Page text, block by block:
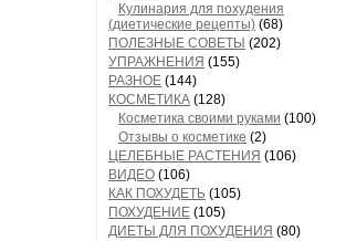
Кулинария для похудения
(диетические рецепты) (68)
ПОЛЕЗНЫЕ СОВЕТЫ (202)
УПРАЖНЕНИЯ (155)
РАЗНОЕ (144)
КОСМЕТИКА (128)
Косметика своими руками (100)
Отзывы о косметике (2)
ЦЕЛЕБНЫЕ РАСТЕНИЯ (106)
ВИДЕО (106)
КАК ПОХУДЕТЬ (105)
ПОХУДЕНИЕ (105)
ДИЕТЫ ДЛЯ ПОХУДЕНИЯ (80)